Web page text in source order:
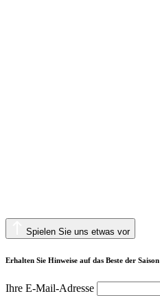
Spielen Sie uns etwas vor
Erhalten Sie Hinweise auf das Beste der Saison
Ihre E-Mail-Adresse